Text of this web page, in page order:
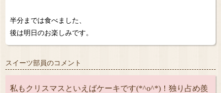
半分までは食べました、
後は明日のお楽しみです。
スイーツ部員のコメント
私もクリスマスといえばケーキです(*^o^*)！独り占め羨